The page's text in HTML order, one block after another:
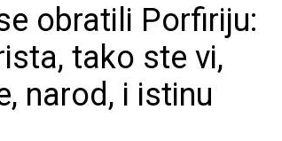
obratili Porfiriju:
tako ste vi,
narod, i istinu